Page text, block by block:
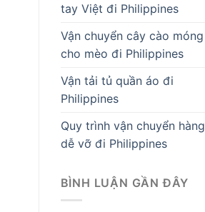
tay Việt đi Philippines
Vận chuyển cây cào móng
cho mèo đi Philippines
Vận tải tủ quần áo đi
Philippines
Quy trình vận chuyển hàng
dễ vỡ đi Philippines
BÌNH LUẬN GẦN ĐÂY